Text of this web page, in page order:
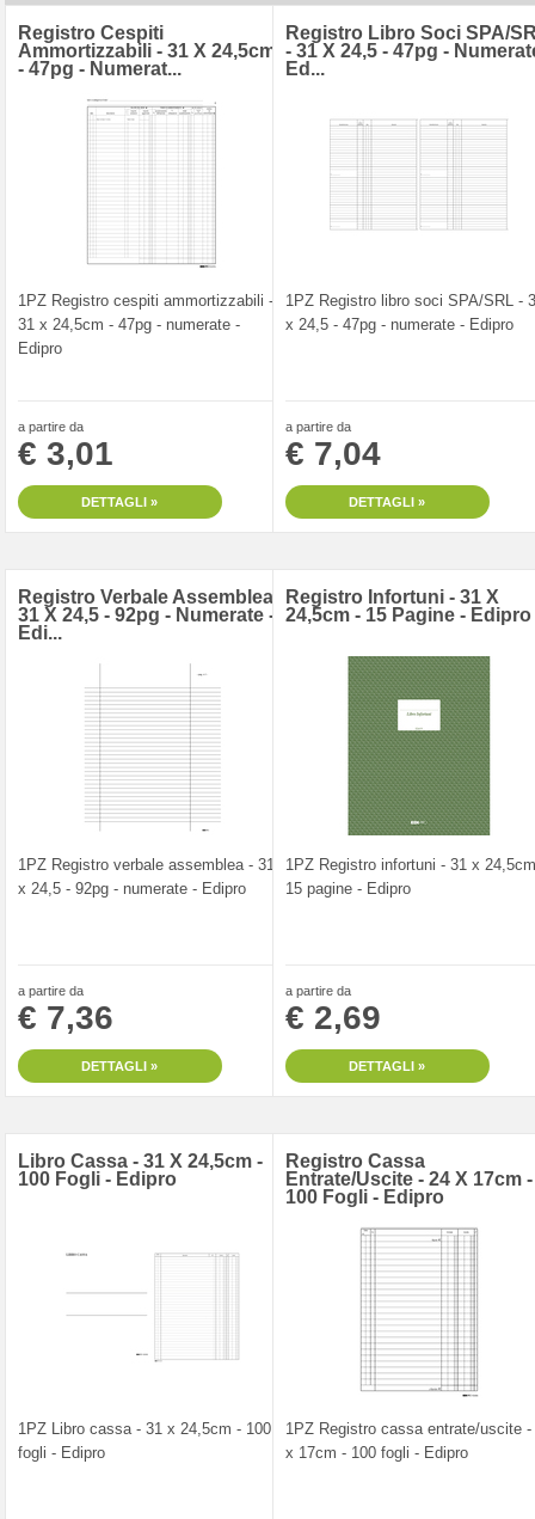
Registro Cespiti
Ammortizzabili - 31 X 24,5cm
- 47pg - Numerat...
1PZ Registro cespiti ammortizzabili -
31 x 24,5cm - 47pg - numerate -
Edipro
a partire da
€ 3,01
DETTAGLI »
Registro Libro Soci SPA/
- 31 X 24,5 - 47pg -
Ed...
1PZ Registro libro soci SPA/SRL -
x 24,5 - 47pg - numerate - Edipro
a partire da
€ 7,04
DETTAGLI »
Registro Verbale Assemblea -
31 X 24,5 - 92pg - Numerate -
Edi...
1PZ Registro verbale assemblea - 31
x 24,5 - 92pg - numerate - Edipro
a partire da
€ 7,36
DETTAGLI »
Registro Infortuni - 31 X
24,5cm - 15 Pagine - Edipro
1PZ Registro infortuni - 31 x
15 pagine - Edipro
a partire da
€ 2,69
DETTAGLI »
Libro Cassa - 31 X 24,5cm -
100 Fogli - Edipro
1PZ Libro cassa - 31 x 24,5cm - 100
fogli - Edipro
Registro Cassa
Entrate/uscite - 24 X 17cm -
100 Fogli - Edipro
1PZ Registro cassa entrate/uscite -
x 17cm - 100 fogli - Edipro